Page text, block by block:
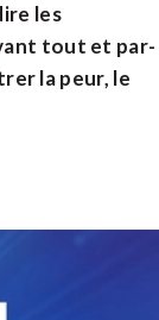
les
tout et par-
la peur, le